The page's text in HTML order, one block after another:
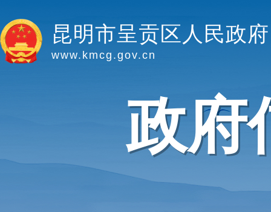
昆明市呈贡区人民政府
www.kmcg.gov.cn
政府